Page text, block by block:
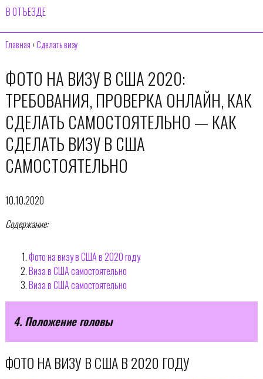
В ОТЪЕЗДЕ
Главная ›Сделать визу
ФОТО НА ВИЗУ В США 2020:
ТРЕБОВАНИЯ, ПРОВЕРКА ОНЛАЙН, КАК
СДЕЛАТЬ САМОСТОЯТЕЛЬНО — КАК
СДЕЛАТЬ ВИЗУ В США
САМОСТОЯТЕЛЬНО
10.10.2020
Содержание:
Фото на визу в США в 2020 году
Виза в США самостоятельно
Виза в США самостоятельно
4. Положение головы
ФОТО НА ВИЗУ В США В 2020 ГОДУ